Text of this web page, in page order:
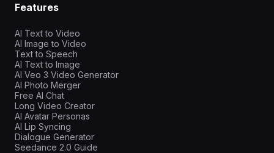
Features
AI Text to Video
AI Image to Video
Text to Speech
AI Text to Image
AI Veo 3 Video Generator
AI Photo Merger
Free AI Chat
Long Video Creator
AI Avatar Personas
AI Lip Syncing
Dialogue Generator
Seedance 2.0 Guide